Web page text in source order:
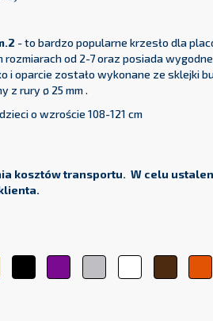
- to bardzo popularne krzesło dla
od 2-7 oraz posiada
i oparcie zostało wykonane ze sklejki
z rury ø 25 mm .
o wzroście 108-121 cm
kosztów transportu. W celu
Czarny FioletowySrebrnyBiały Brązowy